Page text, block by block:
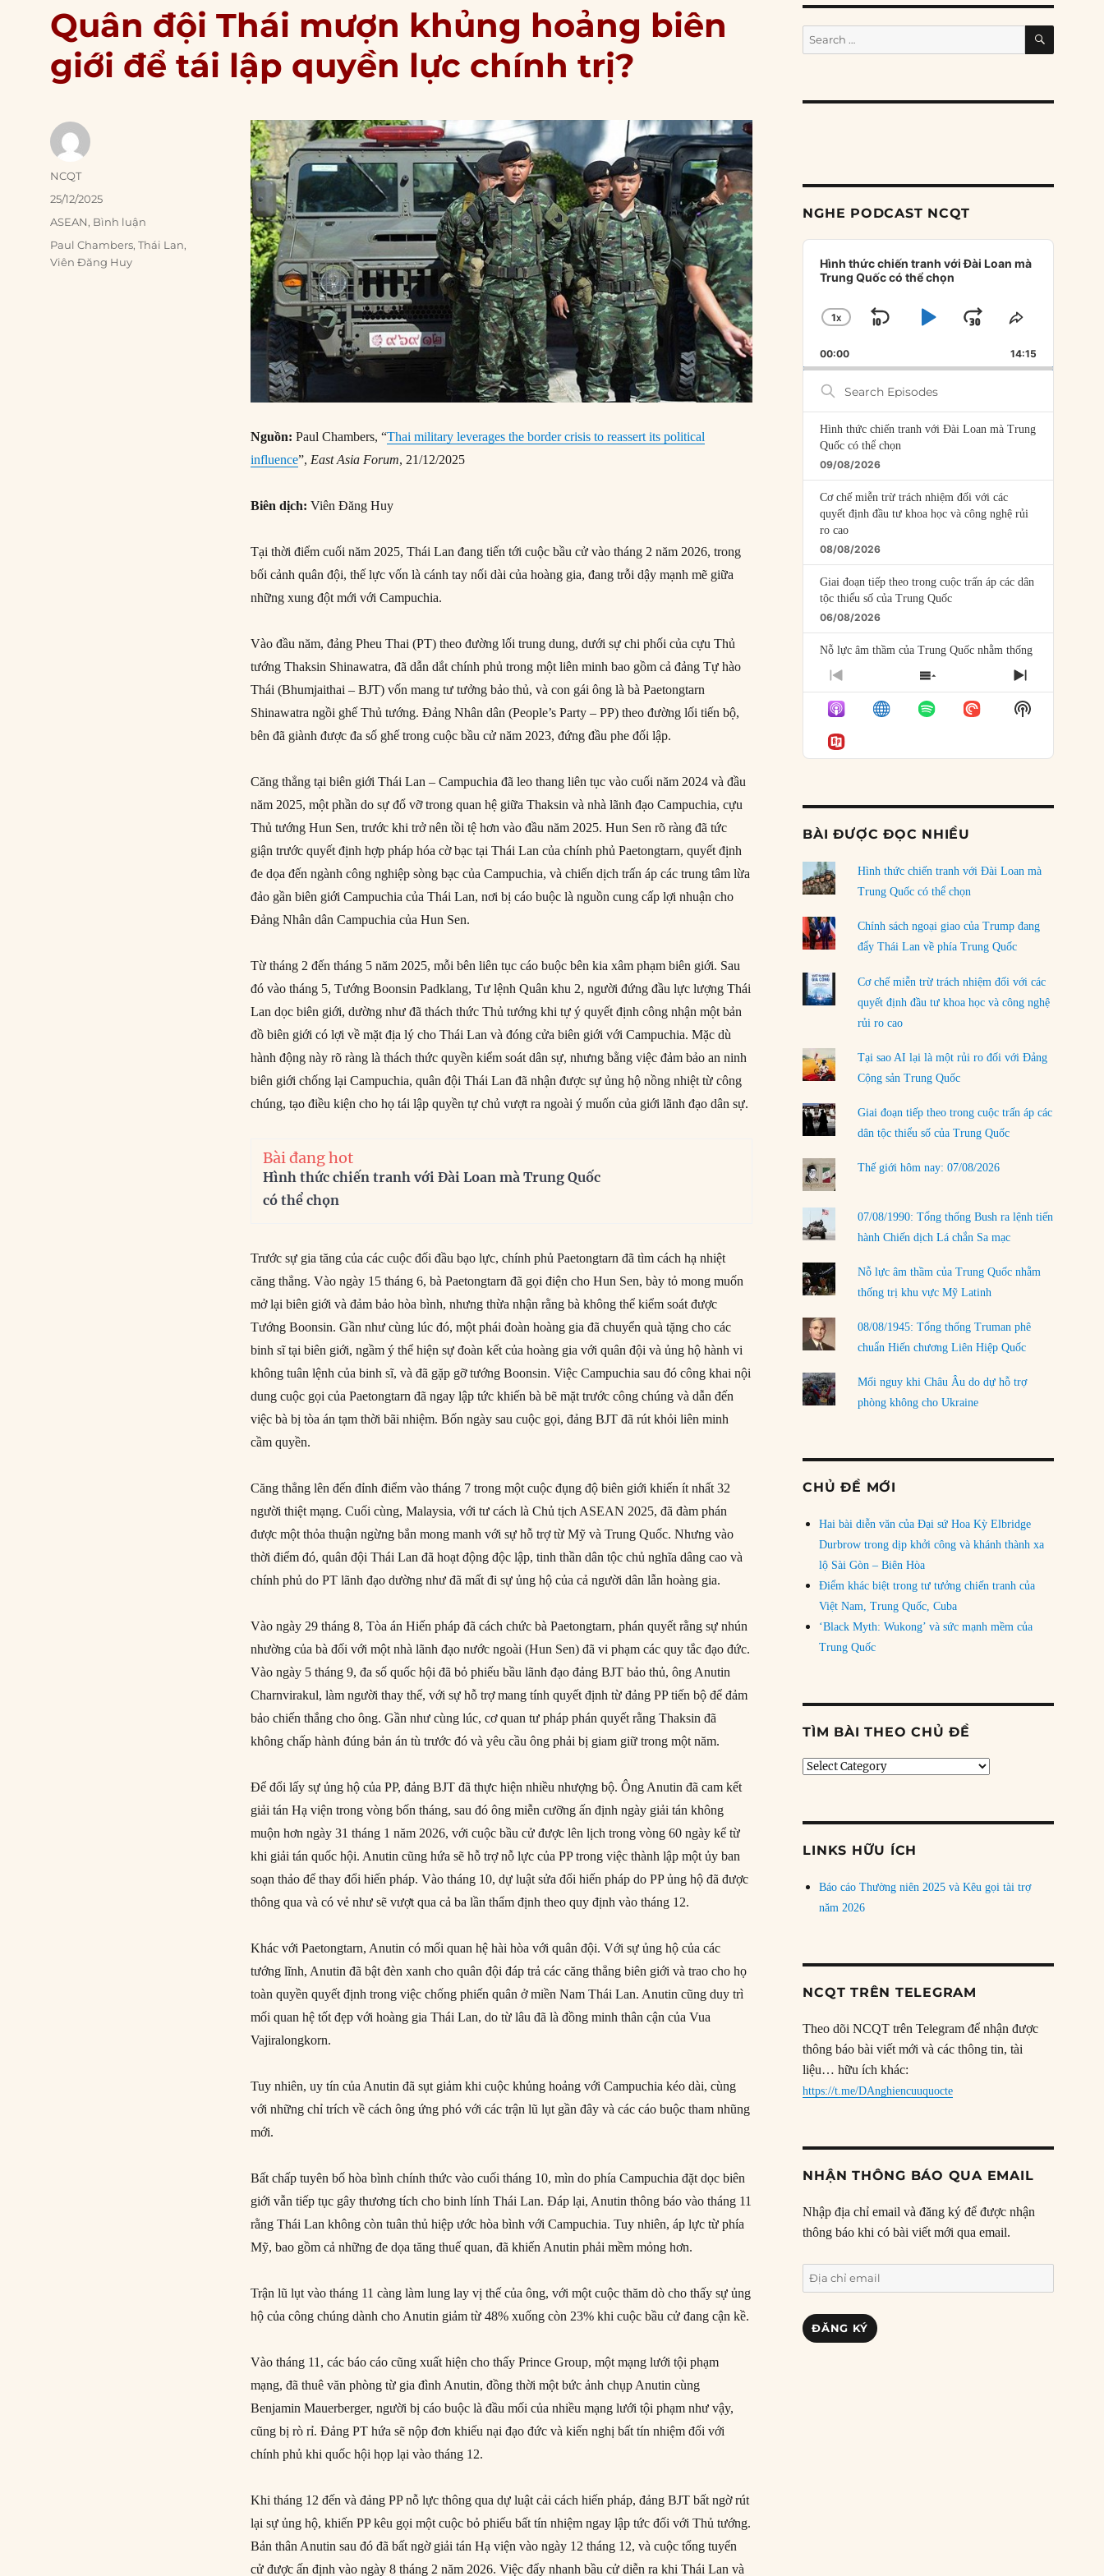
Quân đội Thái mượn khủng hoảng biên
giới để tái lập quyền lực chính trị?
Nguồn:Paul Chambers, “Thai military leverages the border crisis to reassert its political
influence”, East Asia Forum, 21/12/2025
Biên dịch:Viên Đăng Huy
Tại thời điểm cuối năm 2025, Thái Lan đang tiến tới cuộc bầu cử vào tháng 2 năm 2026, trong
bối cảnh quân đội, thế lực vốn là cánh tay nối dài của hoàng gia, đang trỗi dậy mạnh mẽ giữa
những xung đột mới với Campuchia.
Vào đầu năm, đảng Pheu Thai (PT) theo đường lối trung dung, dưới sự chi phối của cựu Thủ
tướng Thaksin Shinawatra, đã dẫn dắt chính phủ trong một liên minh bao gồm cả đảng Tự hào
Thái (Bhumjaithai – BJT) vốn mang tư tưởng bảo thủ, và con gái ông là bà Paetongtarn
Shinawatra ngồi ghế Thủ tướng. Đảng Nhân dân (People’s Party – PP) theo đường lối tiến bộ,
bên đã giành được đa số ghế trong cuộc bầu cử năm 2023, đứng đầu phe đối lập.
Căng thẳng tại biên giới Thái Lan – Campuchia đã leo thang liên tục vào cuối năm 2024 và đầu
năm 2025, một phần do sự đổ vỡ trong quan hệ giữa Thaksin và nhà lãnh đạo Campuchia, cựu
Thủ tướng Hun Sen, trước khi trở nên tồi tệ hơn vào đầu năm 2025. Hun Sen rõ ràng đã tức
giận trước quyết định hợp pháp hóa cờ bạc tại Thái Lan của chính phủ Paetongtarn, quyết định
đe dọa đến ngành công nghiệp sòng bạc của Campuchia, và chiến dịch trấn áp các trung tâm lừa
đảo gần biên giới Campuchia của Thái Lan, nơi bị cáo buộc là nguồn cung cấp lợi nhuận cho
Đảng Nhân dân Campuchia của Hun Sen.
Từ tháng 2 đến tháng 5 năm 2025, mỗi bên liên tục cáo buộc bên kia xâm phạm biên giới. Sau
đó vào tháng 5, Tướng Boonsin Padklang, Tư lệnh Quân khu 2, người đứng đầu lực lượng Thái
Lan dọc biên giới, dường như đã thách thức Thủ tướng khi tự ý quyết định công nhận một bản
đồ biên giới có lợi về mặt địa lý cho Thái Lan và đóng cửa biên giới với Campuchia. Mặc dù
hành động này rõ ràng là thách thức quyền kiểm soát dân sự, nhưng bằng việc đảm bảo an ninh
biên giới chống lại Campuchia, quân đội Thái Lan đã nhận được sự ủng hộ nồng nhiệt từ công
chúng, tạo điều kiện cho họ tái lập quyền tự chủ vượt ra ngoài ý muốn của giới lãnh đạo dân sự.
Bài đang hot
Hình thức chiến tranh với Đài Loan mà Trung Quốc
có thể chọn
Trước sự gia tăng của các cuộc đối đầu bạo lực, chính phủ Paetongtarn đã tìm cách hạ nhiệt
căng thẳng. Vào ngày 15 tháng 6, bà Paetongtarn đã gọi điện cho Hun Sen, bày tỏ mong muốn
mở lại biên giới và đảm bảo hòa bình, nhưng thừa nhận rằng bà không thể kiểm soát được
Tướng Boonsin. Gần như cùng lúc đó, một phái đoàn hoàng gia đã chuyển quà tặng cho các
binh sĩ tại biên giới, ngầm ý thể hiện sự đoàn kết của hoàng gia với quân đội và ủng hộ hành vi
không tuân lệnh của binh sĩ, và đã gặp gỡ tướng Boonsin. Việc Campuchia sau đó công khai nội
dung cuộc gọi của Paetongtarn đã ngay lập tức khiến bà bẽ mặt trước công chúng và dẫn đến
việc bà bị tòa án tạm thời bãi nhiệm. Bốn ngày sau cuộc gọi, đảng BJT đã rút khỏi liên minh
cầm quyền.
Căng thẳng lên đến đỉnh điểm vào tháng 7 trong một cuộc đụng độ biên giới khiến ít nhất 32
người thiệt mạng. Cuối cùng, Malaysia, với tư cách là Chủ tịch ASEAN 2025, đã đàm phán
được một thỏa thuận ngừng bắn mong manh với sự hỗ trợ từ Mỹ và Trung Quốc. Nhưng vào
thời điểm đó, quân đội Thái Lan đã hoạt động độc lập, tinh thần dân tộc chủ nghĩa dâng cao và
chính phủ do PT lãnh đạo dường như đã mất đi sự ủng hộ của cả người dân lẫn hoàng gia.
Vào ngày 29 tháng 8, Tòa án Hiến pháp đã cách chức bà Paetongtarn, phán quyết rằng sự nhún
nhường của bà đối với một nhà lãnh đạo nước ngoài (Hun Sen) đã vi phạm các quy tắc đạo đức.
Vào ngày 5 tháng 9, đa số quốc hội đã bỏ phiếu bầu lãnh đạo đảng BJT bảo thủ, ông Anutin
Charnvirakul, làm người thay thế, với sự hỗ trợ mang tính quyết định từ đảng PP tiến bộ để đảm
bảo chiến thắng cho ông. Gần như cùng lúc, cơ quan tư pháp phán quyết rằng Thaksin đã
không chấp hành đúng bản án tù trước đó và yêu cầu ông phải bị giam giữ trong một năm.
Để đổi lấy sự ủng hộ của PP, đảng BJT đã thực hiện nhiều nhượng bộ. Ông Anutin đã cam kết
giải tán Hạ viện trong vòng bốn tháng, sau đó ông miễn cưỡng ấn định ngày giải tán không
muộn hơn ngày 31 tháng 1 năm 2026, với cuộc bầu cử được lên lịch trong vòng 60 ngày kể từ
khi giải tán quốc hội. Anutin cũng hứa sẽ hỗ trợ nỗ lực của PP trong việc thành lập một ủy ban
soạn thảo để thay đổi hiến pháp. Vào tháng 10, dự luật sửa đổi hiến pháp do PP ủng hộ đã được
thông qua và có vẻ như sẽ vượt qua cả ba lần thẩm định theo quy định vào tháng 12.
Khác với Paetongtarn, Anutin có mối quan hệ hài hòa với quân đội. Với sự ủng hộ của các
tướng lĩnh, Anutin đã bật đèn xanh cho quân đội đáp trả các căng thẳng biên giới và trao cho họ
toàn quyền quyết định trong việc chống phiến quân ở miền Nam Thái Lan. Anutin cũng duy trì
mối quan hệ tốt đẹp với hoàng gia Thái Lan, do từ lâu đã là đồng minh thân cận của Vua
Vajiralongkorn.
Tuy nhiên, uy tín của Anutin đã sụt giảm khi cuộc khủng hoảng với Campuchia kéo dài, cùng
với những chỉ trích về cách ông ứng phó với các trận lũ lụt gần đây và các cáo buộc tham nhũng
mới.
Bất chấp tuyên bố hòa bình chính thức vào cuối tháng 10, mìn do phía Campuchia đặt dọc biên
giới vẫn tiếp tục gây thương tích cho binh lính Thái Lan. Đáp lại, Anutin thông báo vào tháng 11
rằng Thái Lan không còn tuân thủ hiệp ước hòa bình với Campuchia. Tuy nhiên, áp lực từ phía
Mỹ, bao gồm cả những đe dọa tăng thuế quan, đã khiến Anutin phải mềm mỏng hơn.
Trận lũ lụt vào tháng 11 càng làm lung lay vị thế của ông, với một cuộc thăm dò cho thấy sự ủng
hộ của công chúng dành cho Anutin giảm từ 48% xuống còn 23% khi cuộc bầu cử đang cận kề.
Vào tháng 11, các báo cáo cũng xuất hiện cho thấy Prince Group, một mạng lưới tội phạm
mạng, đã thuê văn phòng từ gia đình Anutin, đồng thời một bức ảnh chụp Anutin cùng
Benjamin Mauerberger, người bị cáo buộc là đầu mối của nhiều mạng lưới tội phạm như vậy,
cũng bị rò rỉ. Đảng PT hứa sẽ nộp đơn khiếu nại đạo đức và kiến nghị bất tín nhiệm đối với
chính phủ khi quốc hội họp lại vào tháng 12.
Khi tháng 12 đến và đảng PP nỗ lực thông qua dự luật cải cách hiến pháp, đảng BJT bất ngờ rút
lại sự ủng hộ, khiến PP kêu gọi một cuộc bỏ phiếu bất tín nhiệm ngay lập tức đối với Thủ tướng.
Bản thân Anutin sau đó đã bất ngờ giải tán Hạ viện vào ngày 12 tháng 12, và cuộc tổng tuyển
cử được ấn định vào ngày 8 tháng 2 năm 2026. Việc đẩy nhanh bầu cử diễn ra khi Thái Lan và
Author
NCQT
Posted
25/12/2025
Categories
ASEAN, Bình luận
Tags
Paul Chambers,Thái Lan,
Viên Đăng Huy
Search
for:
SEARCH
NGHE PODCAST NCQT
Audio
Player
Hình thức chiến tranh với Đài Loan mà
Trung Quốc có thể chọn
CHANGE
RATE
1X
SKIP
BACKWARD
PLAYJUMP
FORWARD
SHARE
EPISODE
00:00 14:15
Search
Episodes
Hình thức chiến tranh với Đài Loan mà Trung
Quốc có thể chọn
09/08/2026
Cơ chế miễn trừ trách nhiệm đối với các
quyết định đầu tư khoa học và công nghệ rủi
ro cao
08/08/2026
Giai đoạn tiếp theo trong cuộc trấn áp các dân
tộc thiểu số của Trung Quốc
06/08/2026
Nỗ lực âm thầm của Trung Quốc nhằm thống
trị khu vực Mỹ Latinh
Nợ cho kẻ mộng mơ: Vốn vay chính sách và
giới hạn của việc cho startup vay vốn
05/08/2026
của phe cánh hữu mới
Ngoại trưởng Nhật Bản?
04/08/2026
Điểm mù chiến lược của Trump tại Thái Bình
Dương
Đặt cược vào thất bại: Các quỹ đầu tư mạo
hiểm quốc gia và khía cạnh chính trị của vốn
Làm thế nào để kết thúc Chiến tranh Iran?
LOAD MORE
PREVIOUS
EPISODE
SHOW
EPISODES
LIST
NEXT
EPISODE
Show
Podcast
BÀI ĐƯỢC ĐỌC NHIỀU
Hình thức chiến tranh với Đài Loan mà
Trung Quốc có thể chọn
Chính sách ngoại giao của Trump đang
đẩy Thái Lan về phía Trung Quốc
Cơ chế miễn trừ trách nhiệm đối với các
quyết định đầu tư khoa học và công nghệ
rủi ro cao
Tại sao AI lại là một rủi ro đối với Đảng
Cộng sản Trung Quốc
Giai đoạn tiếp theo trong cuộc trấn áp các
dân tộc thiểu số của Trung Quốc
Thế giới hôm nay: 07/08/2026
07/08/1990: Tổng thống Bush ra lệnh tiến
hành Chiến dịch Lá chắn Sa mạc
Nỗ lực âm thầm của Trung Quốc nhằm
thống trị khu vực Mỹ Latinh
08/08/1945: Tổng thống Truman phê
chuẩn Hiến chương Liên Hiệp Quốc
Mối nguy khi Châu Âu do dự hỗ trợ
phòng không cho Ukraine
CHỦ ĐỀ MỚI
Hai bài diễn văn của Đại sứ Hoa Kỳ Elbridge
Durbrow trong dịp khởi công và khánh thành xa
lộ Sài Gòn – Biên Hòa
Điểm khác biệt trong tư tưởng chiến tranh của
Việt Nam, Trung Quốc, Cuba
‘Black Myth: Wukong’ và sức mạnh mềm của
Trung Quốc
TÌM BÀI THEO CHỦ ĐỀ
Tìm
LINKS HỮU ÍCH
Báo cáo Thường niên 2025 và Kêu gọi tài trợ
năm 2026
NCQT TRÊN TELEGRAM
Theo dõi NCQT trên Telegram để nhận được
thông báo bài viết mới và các thông tin, tài
liệu… hữu ích khác:
https://t.me/DAnghiencuuquocte
NHẬN THÔNG BÁO QUA EMAIL
Nhập địa chỉ email và đăng ký để được nhận
thông báo khi có bài viết mới qua email.
Địa
chỉ
email
ĐĂNG KÝ